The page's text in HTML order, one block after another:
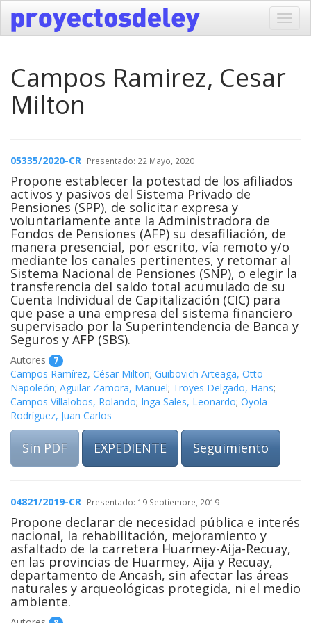
Campos Ramirez, Cesar
Milton
05335/2020-CR Presentado: 22 Mayo, 2020
Propone establecer la potestad de los afiliados
activos y pasivos del Sistema Privado de
Pensiones (SPP), de solicitar expresa y
voluntariamente ante la Administradora de
Fondos de Pensiones (AFP) su desafiliación, de
manera presencial, por escrito, vía remoto y/o
mediante los canales pertinentes, y retomar al
Sistema Nacional de Pensiones (SNP), o elegir la
transferencia del saldo total acumulado de su
Cuenta Individual de Capitalización (CIC) para
que pase a una empresa del sistema financiero
supervisado por la Superintendencia de Banca y
Seguros y AFP (SBS).
Autores 7
Campos Ramírez, César Milton; Guibovich Arteaga, Otto
Napoleón; Aguilar Zamora, Manuel; Troyes Delgado, Hans;
Campos Villalobos, Rolando; Inga Sales, Leonardo; Oyola
Rodríguez, Juan Carlos
Sin PDF EXPEDIENTE Seguimiento
04821/2019-CR Presentado: 19 Septiembre, 2019
Propone declarar de necesidad pública e interés
nacional, la rehabilitación, mejoramiento y
asfaltado de la carretera Huarmey-Aija-Recuay,
en las provincias de Huarmey, Aija y Recuay,
departamento de Ancash, sin afectar las áreas
naturales y arqueológicas protegida, ni el medio
ambiente.